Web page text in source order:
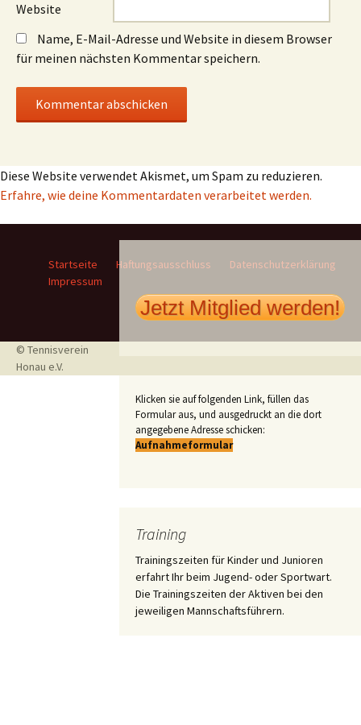
Website
Name, E-Mail-Adresse und Website in diesem Browser
für meinen nächsten Kommentar speichern.
Diese Website verwendet Akismet, um Spam zu reduzieren.
Erfahre, wie deine Kommentardaten verarbeitet werden.
Jetzt Mitglied werden!
Klicken sie auf folgenden Link, füllen das
Formular aus, und ausgedruckt an die dort
angegebene Adresse schicken:
Aufnahmeformular
Training
Trainingszeiten für Kinder und Junioren
erfahrt Ihr beim Jugend- oder Sportwart.
Die Trainingszeiten der Aktiven bei den
jeweiligen Mannschaftsführern.
Startseite Haftungsausschluss
Datenschutzerklärung
Impressum
© Tennisverein
Honau e.V.